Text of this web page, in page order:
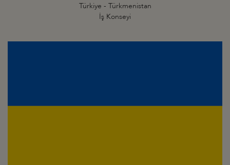
Türkiye - Türkmenistan
İş Konseyi